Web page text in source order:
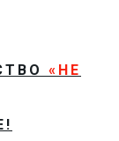
«НЕ